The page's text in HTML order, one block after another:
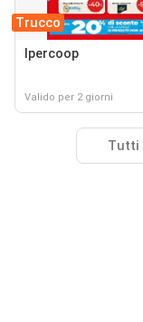
Trucco
Ipercoop
Valido per 2 giorni
Tutti